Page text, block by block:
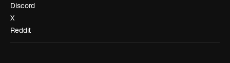
Discord
X
Reddit